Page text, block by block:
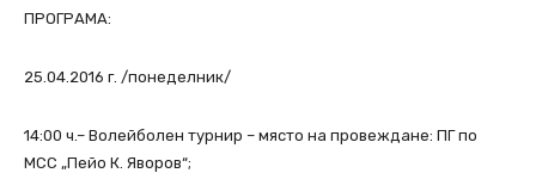
ПРОГРАМА:
25.04.2016 г. /понеделник/
14:00 ч.– Волейболен турнир – място на провеждане: ПГ по
МСС „Пейо К. Яворов“;